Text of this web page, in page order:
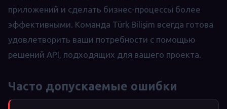
приложений и сделать бизнес-процессы более
эффективными. Команда Türk Bilişim всегда готова
удовлетворить ваши потребности с помощью
решений API, подходящих для вашего проекта.
Часто допускаемые ошибки